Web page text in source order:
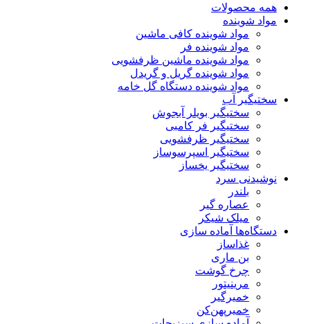
همه محصولات
مواد شوینده
مواد شوینده کافی ماشین
مواد شوینده فر
مواد شوینده ماشین ظرفشویی
مواد شوینده گریل و گریدل
مواد شوینده دستگاه گل خامه
سختیگیر آب
سختیگیر بویلر آبجوش
سختیگیر فر کامبی
سختیگیر ظرفشویی
سختیگیر اسپرسوساز
سختیگیر یخساز
نوشیدنی سرد
بلندر
عصاره گیر
میلک شیکر
دستگاه‌ها آماده سازی
غذاساز
بن ماری
چرخ گوشت
مرینیتور
خمیرگیر
خمیر‌پهن‌کن